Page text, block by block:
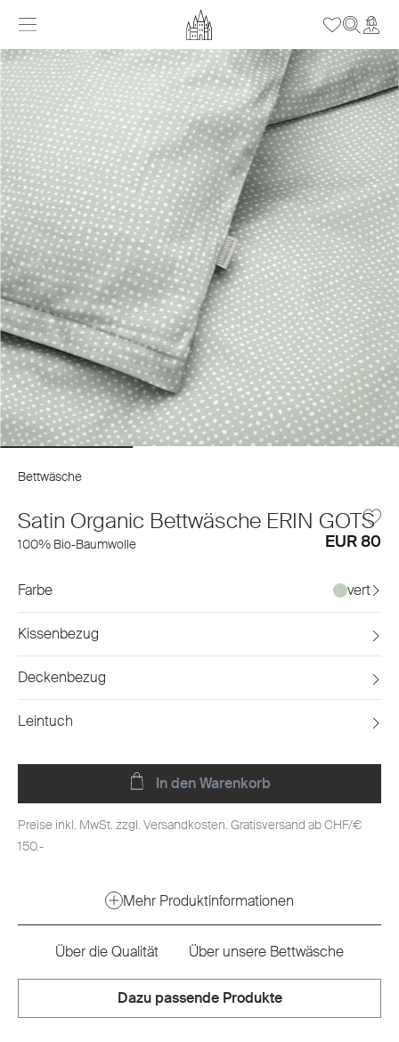
Bettwäsche
Satin Organic Bettwäsche ERIN GOTS
100% Bio-Baumwolle EUR 80
Farbe vert
Kissenbezug
Deckenbezug
Leintuch
In den Warenkorb
Preise inkl. MwSt. zzgl. Versandkosten. Gratisversand ab CHF/€
150.-
Mehr Produktinformationen
Über die Qualität Über unsere Bettwäsche
Dazu passende Produkte